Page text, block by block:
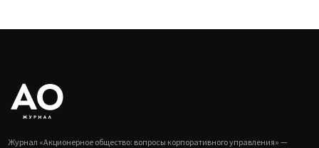
Журнал «Акционерное общество: вопросы корпоративного управления» —